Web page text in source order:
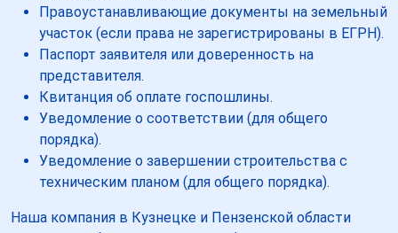
Правоустанавливающие документы на земельный
участок (если права не зарегистрированы в ЕГРН).
Паспорт заявителя или доверенность на
представителя.
Квитанция об оплате госпошлины.
Уведомление о соответствии (для общего
порядка).
Уведомление о завершении строительства с
техническим планом (для общего порядка).
Наша компания в Кузнецке и Пензенской области